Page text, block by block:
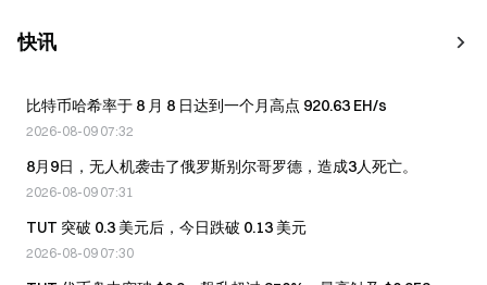
快讯
比特币哈希率于 8 月 8 日达到一个月高点 920.63 EH/s
2026-08-09 07:32
8月9日，无人机袭击了俄罗斯别尔哥罗德，造成3人死亡。
2026-08-09 07:31
TUT 突破 0.3 美元后，今日跌破 0.13 美元
2026-08-09 07:30